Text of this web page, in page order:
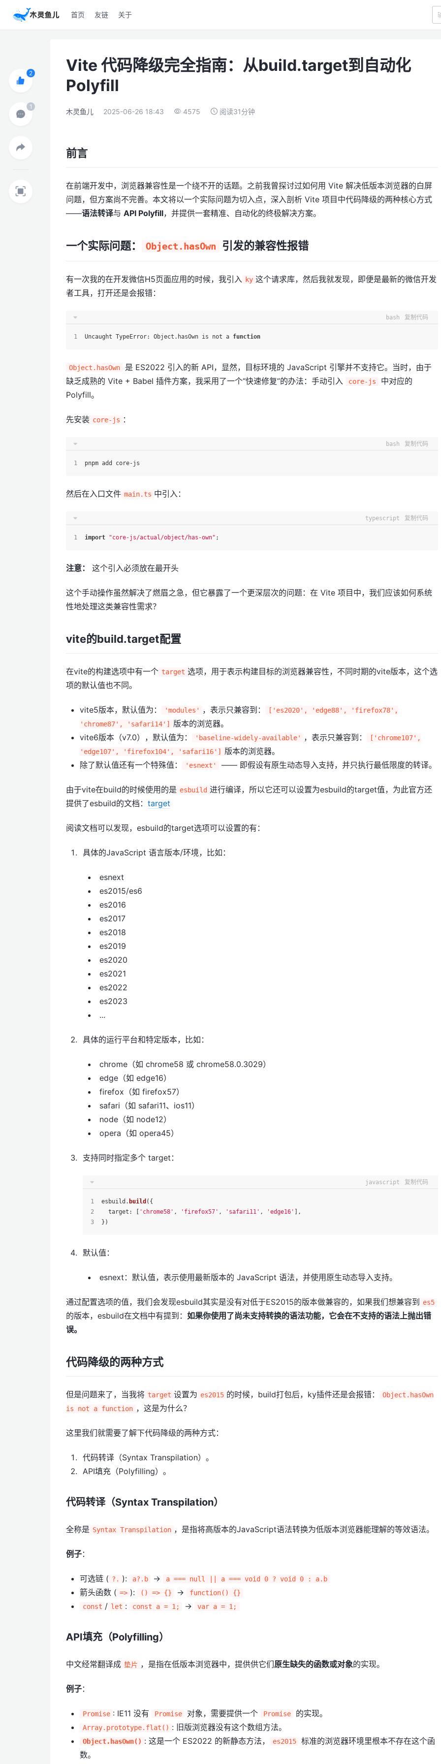
首页 友链 关于
Vite 代码降级完全指南：从build.target到自动化
Polyfill
木灵鱼儿 2025-06-26 18:43 4575 阅读31分钟
前言
在前端开发中，浏览器兼容性是一个绕不开的话题。之前我曾探讨过如何用 Vite 解决低版本浏览器的白屏
问题，但方案尚不完善。本文将以一个实际问题为切入点，深入剖析 Vite 项目中代码降级的两种核心方式
——语法转译与 API Polyfill，并提供一套精准、自动化的终极解决方案。
一个实际问题： Object.hasOwn 引发的兼容性报错
有一次我的在开发微信H5页面应用的时候，我引入 ky 这个请求库，然后我就发现，即便是最新的微信开发
者工具，打开还是会报错：
bash 复制代码
Uncaught TypeError: Object.hasOwn is not a function
Object.hasOwn
是 ES2022 引入的新 API，显然，目标环境的 JavaScript 引擎并不支持它。当时，由于
缺乏成熟的 Vite + Babel 插件方案，我采用了一个“快速修复”的办法：手动引入
core-js
中对应的
Polyfill。
先安装 core-js ：
bash 复制代码
pnpm add core-js
然后在入口文件 main.ts 中引入：
typescript 复制代码
import "core-js/actual/object/has-own" ;
注意： 这个引入必须放在最开头
这个手动操作虽然解决了燃眉之急，但它暴露了一个更深层次的问题：在 Vite 项目中，我们应该如何系统
性地处理这类兼容性需求？
vite的build.target配置
在vite的构建选项中有一个 target 选项，用于表示构建目标的浏览器兼容性，不同时期的vite版本，这个选
项的默认值也不同。
vite5版本，默认值为： 'modules' ，表示只兼容到：
['es2020', 'edge88', 'firefox78',
'chrome87', 'safari14']
版本的浏览器。
vite6版本（v7.0），默认值为：
'baseline-widely-available' ，表示只兼容到：
['chrome107',
'edge107', 'firefox104', 'safari16']
版本的浏览器。
除了默认值还有一个特殊值：
'esnext' —— 即假设有原生动态导入支持，并只执行最低限度的转译。
由于vite在build的时候使用的是 esbuild 进行编译，所以它还可以设置为esbuild的target值，为此官方还
提供了esbuild的文档： target
阅读文档可以发现，esbuild的target选项可以设置的有：
具体的JavaScript 语言版本/环境，比如：
esnext
es2015/es6
es2016
es2017
es2018
es2019
es2020
es2021
es2022
es2023
...
具体的运行平台和特定版本，比如：
chrome（如 chrome58 或 chrome58.0.3029）
edge（如 edge16）
firefox（如 firefox57）
safari（如 safari11、ios11）
node（如 node12）
opera（如 opera45）
支持同时指定多个 target：
javascript 复制代码
esbuild. build ({
target : [ 'chrome58' , 'firefox57' , 'safari11' , 'edge16'
],
})
默认值：
esnext：默认值，表示使用最新版本的 JavaScript 语法，并使用原生动态导入支持。
通过配置选项的值，我们会发现esbuild其实是没有对低于ES2015的版本做兼容的，如果我们想兼容到 es5
的版本，esbuild在文档中有提到： 如果你使用了尚未支持转换的语法功能，它会在不支持的语法上抛出错
误。
代码降级的两种方式
但是问题来了，当我将 target 设置为 es2015 的时候，build打包后，ky插件还是会报错：
Object.hasOwn
is not a function ，这是为什么？
这里我们就需要了解下代码降级的两种方式：
代码转译（Syntax Transpilation）。
API填充（Polyfilling）。
代码转译（Syntax Transpilation）
全称是 Syntax Transpilation ，是指将高版本的JavaScript语法转换为低版本浏览器能理解的等效语法。
例子：
可选链 ( ?. ): a?.b -> a === null || a === void 0 ? void 0 : a.b
箭头函数 ( => ): () => {} ->
function() {}
const / let : const a = 1; -> var a = 1;
API填充（Polyfilling）
中文经常翻译成 垫片 ，是指在低版本浏览器中，提供供它们原生缺失的函数或对象的实现。
例子：
Promise : IE11 没有 Promise 对象，需要提供一个 Promise 的实现。
Array.prototype.flat() : 旧版浏览器没有这个数组方法。
Object.hasOwn() : 这是一个 ES2022 的新静态方法， es2015
标准的浏览器环境里根本不存在这个函
数。